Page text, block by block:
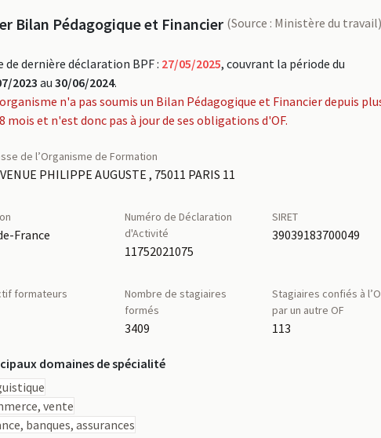
Bilan Pédagogique et Financier (Source : Ministère du travail)
de dernière déclaration BPF : 27/05/2025, couvrant la période du
2023 au 30/06/2024.
n'a pas soumis un Bilan Pédagogique et Financier depuis
mois et n'est donc pas à jour de ses obligations d'OF.
de l’Organisme de Formation
PHILIPPE AUGUSTE , 75011 PARIS 11
France
Numéro de Déclaration
d'Activité
11752021075
SIRET
39039183700049
formateurs
Nombre de stagiaires
formés
3409
Stagiaires confiés à
par un autre OF
113
domaines de spécialité
vente
banques, assurances